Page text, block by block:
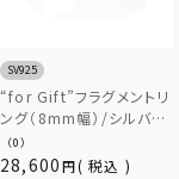
SV925
“for Gift”フラグメントリ
ング（8mm幅）/シルバー
925
28,600 税込
（0）